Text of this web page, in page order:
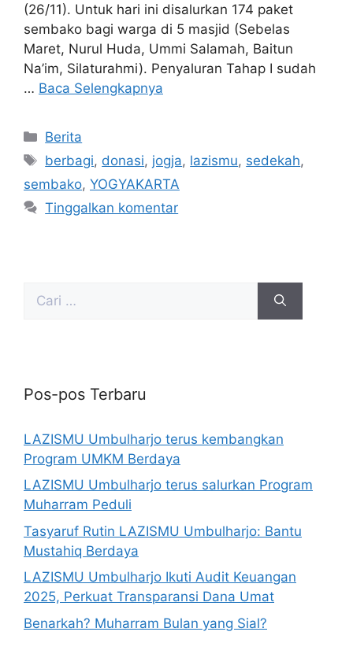
(26/11). Untuk hari ini disalurkan 174 paket
sembako bagi warga di 5 masjid (Sebelas
Maret, Nurul Huda, Ummi Salamah, Baitun
Na’im, Silaturahmi). Penyaluran Tahap I sudah
… Baca Selengkapnya
Berita
berbagi, donasi, jogja, lazismu, sedekah,
sembako, YOGYAKARTA
Tinggalkan komentar
Pos-pos Terbaru
LAZISMU Umbulharjo terus kembangkan
Program UMKM Berdaya
LAZISMU Umbulharjo terus salurkan Program
Muharram Peduli
Tasyaruf Rutin LAZISMU Umbulharjo: Bantu
Mustahiq Berdaya
LAZISMU Umbulharjo Ikuti Audit Keuangan
2025, Perkuat Transparansi Dana Umat
Benarkah? Muharram Bulan yang Sial?